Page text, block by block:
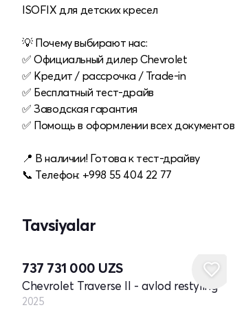
ISOFIX для детских кресел
💡 Почему выбирают нас:
✅ Официальный дилер Chevrolet
✅ Кредит / рассрочка / Trade-in
✅ Бесплатный тест-драйв
✅ Заводская гарантия
✅ Помощь в оформлении всех документов
📍 В наличии! Готова к тест-драйву
📞 Телефон: +998 55 404 22 77
Tavsiyalar
737 731 000 UZS
Chevrolet Traverse II - avlod restyling
2025